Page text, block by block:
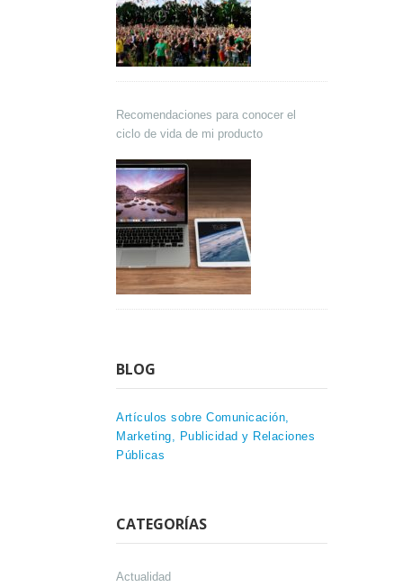
Recomendaciones para conocer el
ciclo de vida de mi producto
BLOG
Artículos sobre Comunicación,
Marketing, Publicidad y Relaciones
Públicas
CATEGORÍAS
Actualidad